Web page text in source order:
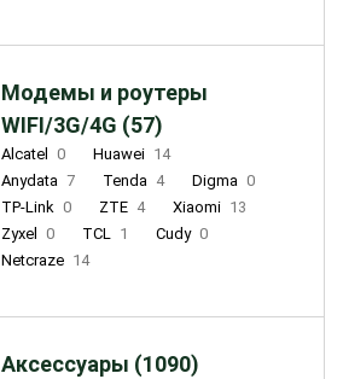
Модемы и роутеры
WIFI/3G/4G (57)
Alcatel 0 Huawei 14
Anydata 7 Tenda 4 Digma 0
TP-Link 0 ZTE 4 Xiaomi 13
Zyxel
0 TCL 1 Cudy 0
Netcraze 14
Аксессуары (1090)